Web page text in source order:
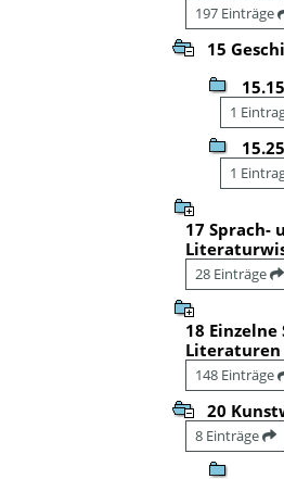
197 Einträge
15
1
1
17 Sprach-
28 Einträge
18
Literaturen
148 Einträge
20
8 Einträge